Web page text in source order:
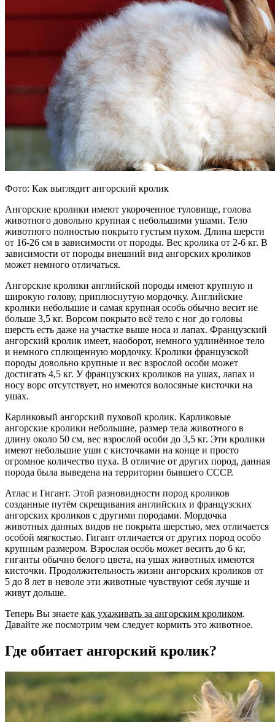
Фото: Как выглядит ангорский кролик
Ангорские кролики имеют укороченное туловище, голова
животного довольно крупная с небольшими ушами. Тело
животного полностью покрыто густым пухом. Длина шерсти
от 16-26 см в зависимости от породы. Вес кролика от 2-6 кг. В
зависимости от породы внешний вид ангорских кроликов
может немного отличаться.
Ангорские кролики английской породы имеют крупную и
широкую голову, приплюснутую мордочку. Английские
кролики небольшие и самая крупная особь обычно весит не
больше 3,5 кг. Ворсом покрыто всё тело с ног до головы
шерсть есть даже на участке выше носа и лапах. Французский
ангорский кролик имеет, наоборот, немного удлинённое тело
и немного сплющенную мордочку. Кролики французской
породы довольно крупные и вес взрослой особи может
достигать 4,5 кг. У французских кроликов на ушах, лапах и
носу ворс отсутствует, но имеются волосяные кисточки на
ушах.
Карликовый ангорский пуховой кролик. Карликовые
ангорские кролики небольшие, размер тела животного в
длину около 50 см, вес взрослой особи до 3,5 кг. Эти кролики
имеют небольшие уши с кисточками на конце и просто
огромное количество пуха. В отличие от других пород, данная
порода была выведена на территории бывшего СССР.
Атлас и Гигант. Этой разновидности пород кроликов
созданные путём скрещивания английских и французских
ангорских кроликов с другими породами. Мордочка
животных данных видов не покрыта шерстью, мех отличается
особой мягкостью. Гигант отличается от других пород особо
крупным размером. Взрослая особь может весить до 6 кг,
гиганты обычно белого цвета, на ушах животных имеются
кисточки. Продолжительность жизни ангорских кроликов от
5 до 8 лет в неволе эти животные чувствуют себя лучше и
живут дольше.
Теперь Вы знаете как ухаживать за ангорским кроликом.
Давайте же посмотрим чем следует кормить это животное.
Где обитает ангорский кролик?